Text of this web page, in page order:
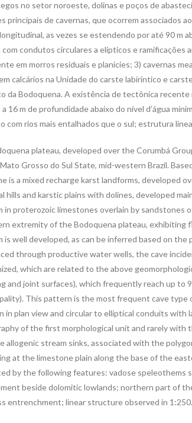
no setor noroeste, dolinas e poços de
principais de cavernas, que ocorrem associados
as vezes se estendendo por até 90 m
com condutos circulares a elípticos e ramificações
em morros residuais e planícies; 3) cavernas
calcários na Unidade do carste labiríntico e
da Bodoquena. A existência de tectônica
a 16 m de profundidade abaixo do nível d’água
com rios mais entalhados que o sul; estrutura
plateau, developed over the Corumbá
Grosso do Sul State, mid-western Brazil.
is a mixed recharge karst landforms, developed
hills and karstic plains with dolines, developed
in proterozoic limestones overlain by sandstones
extremity of the Bodoquena plateau, exhibiting
is well developed, as can be inferred based on
through productive water wells, the cave
which are related to the above
and joint surfaces), which frequently reach up to
This pattern is the most frequent cave
in plan view and circular to elliptical conduits with
of the first morphological unit and rarely with
allogenic stream sinks, associated with the
at the limestone plain along the base of the
by the following features: vadose speleothems
beside dolomitic lowlands; northern part of
entrenchment; linear structure observed in